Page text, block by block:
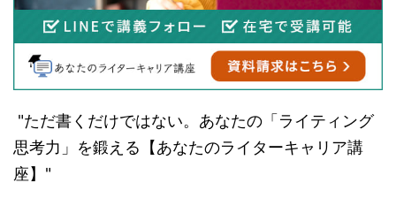
"ただ書くだけではない。あなたの「ライティング
思考力」を鍛える【あなたのライターキャリア講
座】"